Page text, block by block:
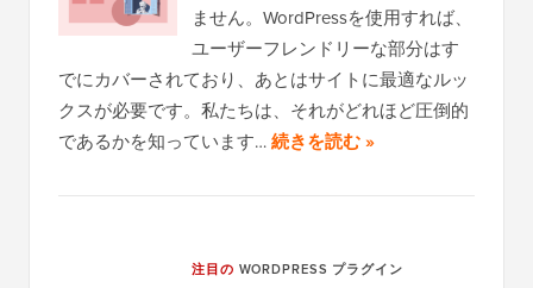
ません。WordPressを使用すれば、
ユーザーフレンドリーな部分はす
でにカバーされており、あとはサイトに最適なルッ
クスが必要です。私たちは、それがどれほど圧倒的
であるかを知っています…続きを読む »
注目の WORDPRESS プラグイン